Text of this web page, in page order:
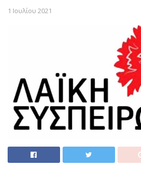
1 Ιουλίου 2021